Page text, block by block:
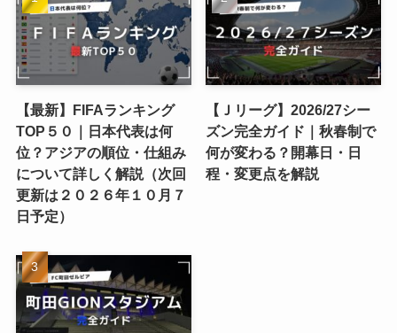
【最新】FIFAランキング
TOP５０｜日本代表は何
位？アジアの順位・仕組み
について詳しく解説（次回
更新は２０２６年１０月７
日予定）
【Ｊリーグ】2026/27シー
ズン完全ガイド｜秋春制で
何が変わる？開幕日・日
程・変更点を解説